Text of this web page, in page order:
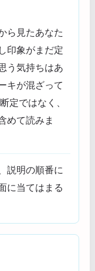
ら見たあなた
印象がまだ定
う気持ちはあ
キが混ざって
定ではなく、
めて読みま
説明の順番に
に当てはまる